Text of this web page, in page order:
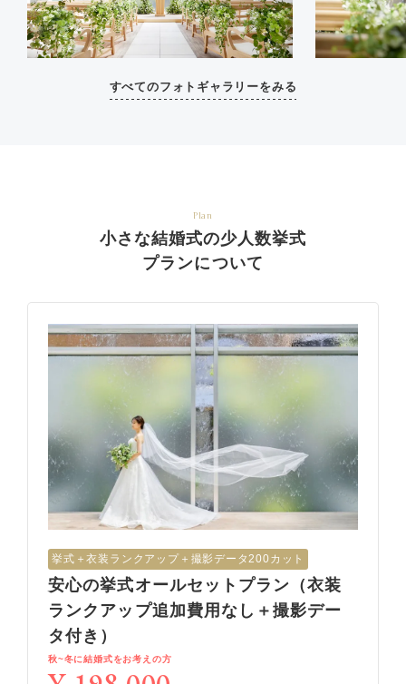
すべてのフォトギャラリーをみる
Plan
小さな結婚式の少人数挙式
プランについて
挙式︎＋衣装ランクアップ＋撮影データ200カット
安心の挙式オールセットプラン（衣装
ランクアップ追加費用なし＋撮影デー
タ付き）
秋~冬に結婚式をお考えの方